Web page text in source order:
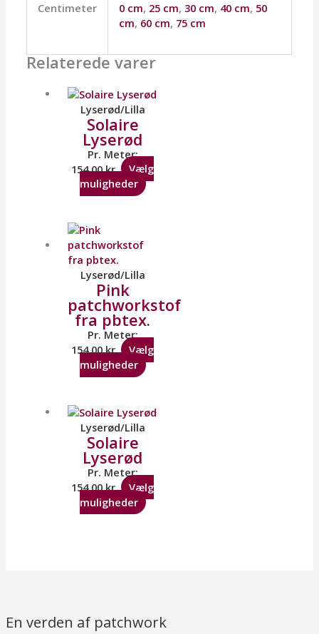
Centimeter 0 cm, 25 cm, 30 cm, 40 cm, 50
cm, 60 cm, 75 cm
Relaterede varer
Lyserød/Lilla
Solaire
Lyserød
Pr. Meter:
154,00kr.
Vælg
muligheder
Lyserød/Lilla
Pink
patchworkstof
fra pbtex.
Pr. Meter:
154,00kr.
Vælg
muligheder
Lyserød/Lilla
Solaire
Lyserød
Pr. Meter:
154,00kr.
Vælg
muligheder
En verden af patchwork